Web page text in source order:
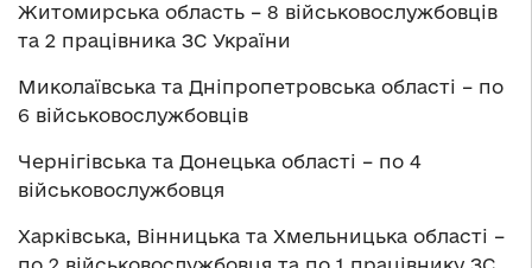
Житомирська область – 8 військовослужбовців
та 2 працівника ЗС України
Миколаївська та Дніпропетровська області – по
6 військовослужбовців
Чернігівська та Донецька області – по 4
військовослужбовця
Харківська, Вінницька та Хмельницька області –